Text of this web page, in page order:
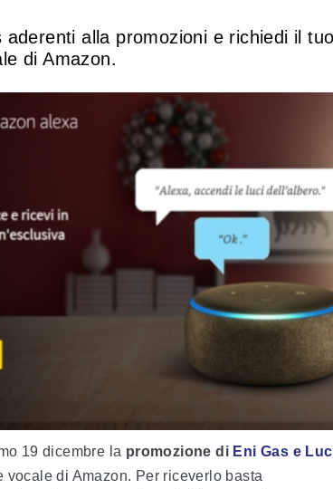
alla promozioni e richiedi il tuo
di Amazon.
19 dicembre la promozione di Eni Gas e
vocale di Amazon. Per riceverlo basta